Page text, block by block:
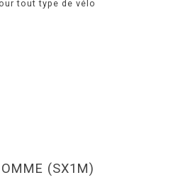
tout type de vélo
(SX1M)